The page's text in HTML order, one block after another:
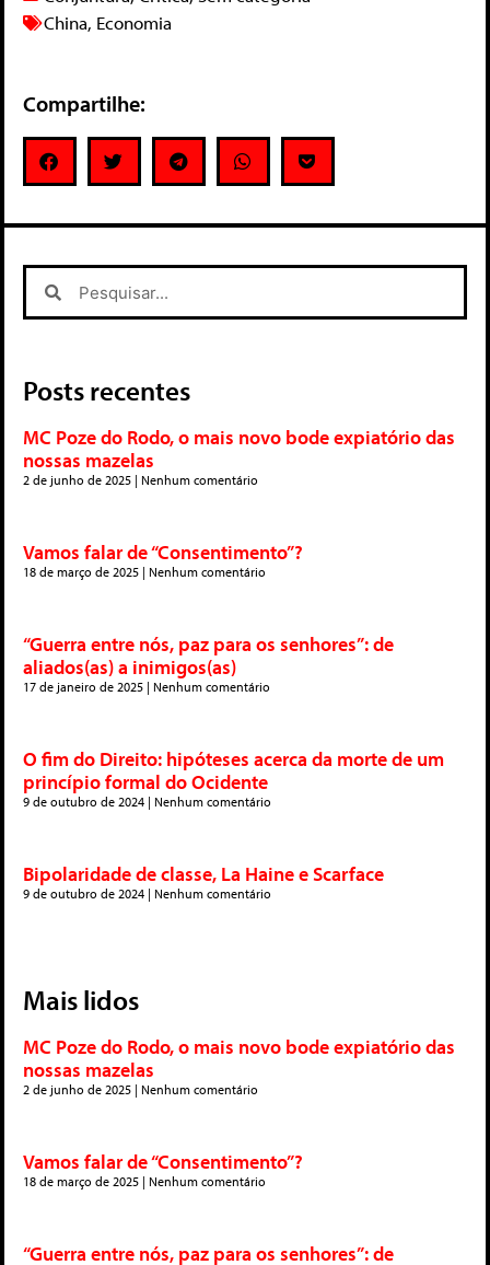
China, Economia
Compartilhe:
Posts recentes
MC Poze do Rodo, o mais novo bode expiatório das
nossas mazelas
2 de junho de 2025 Nenhum comentário
Vamos falar de “Consentimento”?
18 de março de 2025 Nenhum comentário
“Guerra entre nós, paz para os senhores”: de
aliados(as) a inimigos(as)
17 de janeiro de 2025 Nenhum comentário
O fim do Direito: hipóteses acerca da morte de um
princípio formal do Ocidente
9 de outubro de 2024 Nenhum comentário
Bipolaridade de classe, La Haine e Scarface
9 de outubro de 2024 Nenhum comentário
Mais lidos
MC Poze do Rodo, o mais novo bode expiatório das
nossas mazelas
2 de junho de 2025 Nenhum comentário
Vamos falar de “Consentimento”?
18 de março de 2025 Nenhum comentário
“Guerra entre nós, paz para os senhores”: de